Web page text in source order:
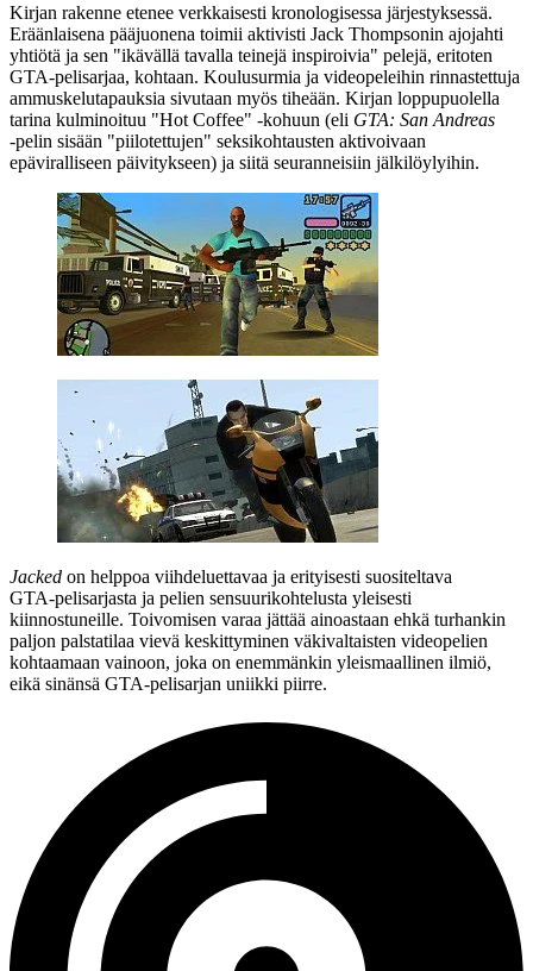
Kirjan rakenne etenee verkkaisesti kronologisessa järjestyksessä.
Eräänlaisena pääjuonena toimii aktivisti Jack Thompsonin ajojahti
yhtiötä ja sen "ikävällä tavalla teinejä inspiroivia" pelejä, eritoten
GTA‑pelisarjaa, kohtaan. Koulusurmia ja videopeleihin rinnastettuja
ammuskelutapauksia sivutaan myös tiheään. Kirjan loppupuolella
tarina kulminoituu "Hot Coffee" ‑kohuun (eli GTA: San Andreas
‑pelin sisään "piilotettujen" seksikohtausten aktivoivaan
epäviralliseen päivitykseen) ja siitä seuranneisiin jälkilöylyihin.
Jacked on helppoa viihdeluettavaa ja erityisesti suositeltava
GTA‑pelisarjasta ja pelien sensuurikohtelusta yleisesti
kiinnostuneille. Toivomisen varaa jättää ainoastaan ehkä turhankin
paljon palstatilaa vievä keskittyminen väkivaltaisten videopelien
kohtaamaan vainoon, joka on enemmänkin yleismaallinen ilmiö,
eikä sinänsä GTA‑pelisarjan uniikki piirre.